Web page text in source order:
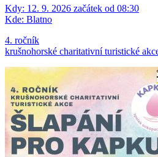
Kdy: 12. 9. 2026 začátek od 08:30
Kde: Blatno
4. ročník
krušnohorské charitativní turistické